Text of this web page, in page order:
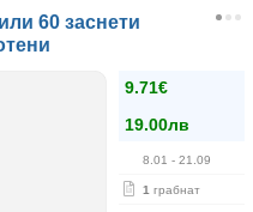
60 заснети
9.71€
19.00лв
8.01 - 21.09
1 грабнат